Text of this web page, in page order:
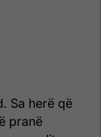
Sa herë që
pranë